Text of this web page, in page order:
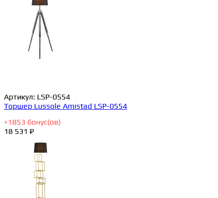
Артикул: LSP-0554
Торшер Lussole Amistad LSP-0554
+1853 бонус(ов)
18 531 ₽